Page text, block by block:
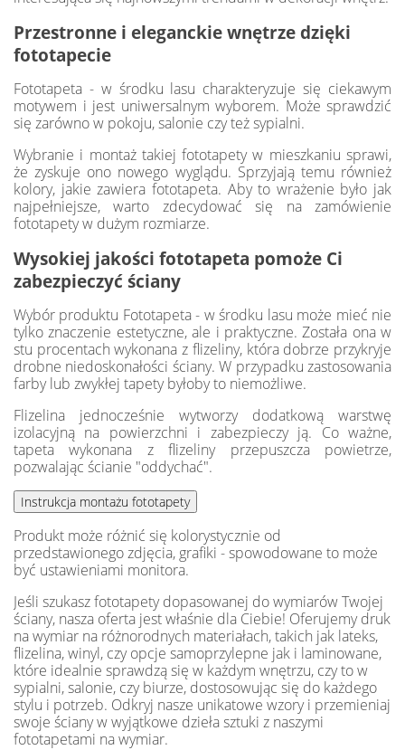
Przestronne i eleganckie wnętrze dzięki
fototapecie
Fototapeta - w środku lasu charakteryzuje się ciekawym
motywem i jest uniwersalnym wyborem. Może sprawdzić
się zarówno w pokoju, salonie czy też sypialni.
Wybranie i montaż takiej fototapety w mieszkaniu sprawi,
że zyskuje ono nowego wyglądu. Sprzyjają temu również
kolory, jakie zawiera fototapeta. Aby to wrażenie było jak
najpełniejsze, warto zdecydować się na zamówienie
fototapety w dużym rozmiarze.
Wysokiej jakości fototapeta pomoże Ci
zabezpieczyć ściany
Wybór produktu Fototapeta - w środku lasu może mieć nie
tylko znaczenie estetyczne, ale i praktyczne. Została ona w
stu procentach wykonana z flizeliny, która dobrze przykryje
drobne niedoskonałości ściany. W przypadku zastosowania
farby lub zwykłej tapety byłoby to niemożliwe.
Flizelina jednocześnie wytworzy dodatkową warstwę
izolacyjną na powierzchni i zabezpieczy ją. Co ważne,
tapeta wykonana z flizeliny przepuszcza powietrze,
pozwalając ścianie "oddychać".
Produkt może różnić się kolorystycznie od
przedstawionego zdjęcia, grafiki - spowodowane to może
być ustawieniami monitora.
Jeśli szukasz fototapety dopasowanej do wymiarów Twojej
ściany, nasza oferta jest właśnie dla Ciebie! Oferujemy druk
na wymiar na różnorodnych materiałach, takich jak lateks,
flizelina, winyl, czy opcje samoprzylepne jak i laminowane,
które idealnie sprawdzą się w każdym wnętrzu, czy to w
sypialni, salonie, czy biurze, dostosowując się do każdego
stylu i potrzeb. Odkryj nasze unikatowe wzory i przemieniaj
swoje ściany w wyjątkowe dzieła sztuki z naszymi
fototapetami na wymiar.